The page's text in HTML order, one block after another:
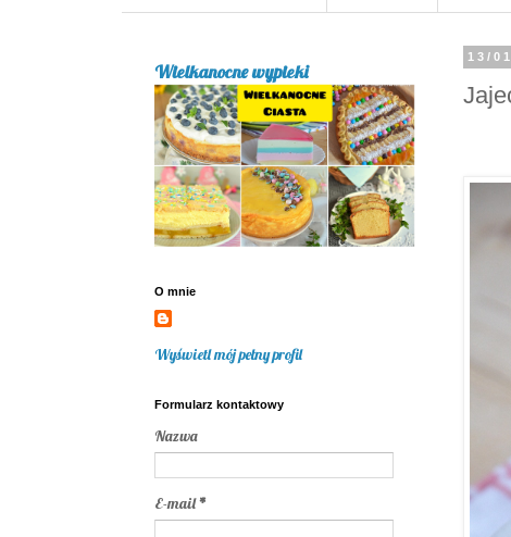
13/
Wielkanocne wypieki
O mnie
Wyświetl mój pełny profil
Formularz kontaktowy
Nazwa
E-mail*